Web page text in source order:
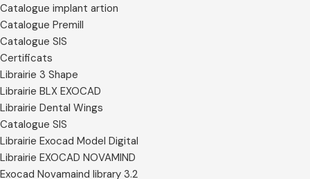
Catalogue implant artion
Catalogue Premill
Catalogue SIS
Certificats
Librairie 3 Shape
Librairie BLX EXOCAD
Librairie Dental Wings
Catalogue SIS
Librairie Exocad Model Digital
Librairie EXOCAD NOVAMIND
Exocad Novamaind library 3.2